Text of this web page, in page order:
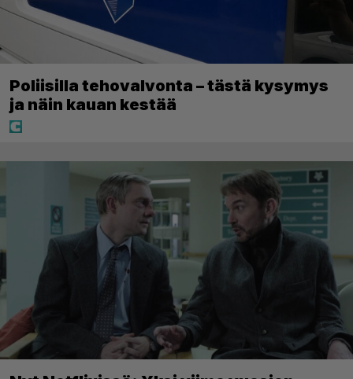
Poliisilla tehovalvonta – tästä kysymys
ja näin kauan kestää